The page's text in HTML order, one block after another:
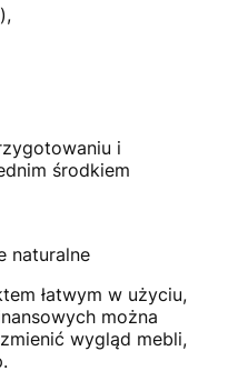
i
środkiem
naturalne
łatwym w użyciu,
można
wygląd mebli,